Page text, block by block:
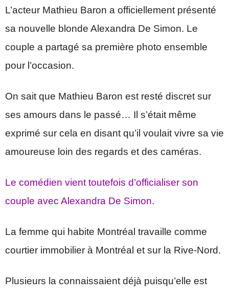
L’acteur Mathieu Baron a officiellement présenté
sa nouvelle blonde Alexandra De Simon. Le
couple a partagé sa première photo ensemble
pour l’occasion.
On sait que Mathieu Baron est resté discret sur
ses amours dans le passé… Il s’était même
exprimé sur cela en disant qu’il voulait vivre sa vie
amoureuse loin des regards et des caméras.
Le comédien vient toutefois d’officialiser son
couple avec Alexandra De Simon.
La femme qui habite Montréal travaille comme
courtier immobilier à Montréal et sur la Rive-Nord.
Plusieurs la connaissaient déjà puisqu’elle est